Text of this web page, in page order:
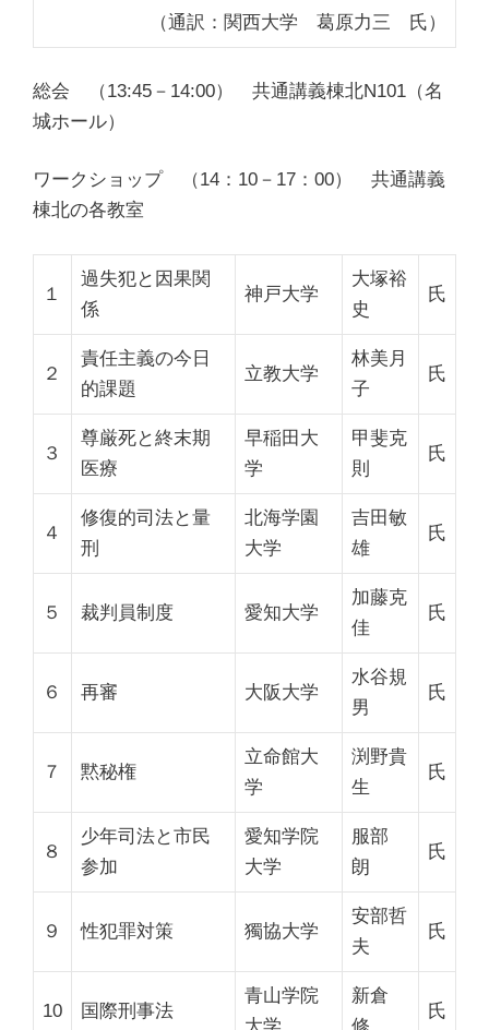
（通訳：関西大学 葛原力三 氏）
総会 （13:45－14:00）
共通講義棟北N101（名
城ホール）
ワークショップ （14：10－17：00）
共通講義
棟北の各教室
１
過失犯と因果関
係
神戸大学
大塚裕
史
氏
２
責任主義の今日
的課題
立教大学
林美月
子
氏
３
尊厳死と終末期
医療
早稲田大
学
甲斐克
則
氏
４
修復的司法と量
刑
北海学園
大学
吉田敏
雄
氏
５ 裁判員制度 愛知大学
加藤克
佳
氏
６ 再審 大阪大学
水谷規
男
氏
７ 黙秘権
立命館大
学
渕野貴
生
氏
８
少年司法と市民
参加
愛知学院
大学
服部
朗
氏
９ 性犯罪対策 獨協大学
安部哲
夫
氏
10 国際刑事法
青山学院
大学
新倉
修
氏